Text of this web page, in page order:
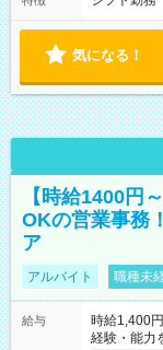
気になる！
【時給1400円
OKの営業事務
ア
アルバイト 職種未
給与
時給1,400